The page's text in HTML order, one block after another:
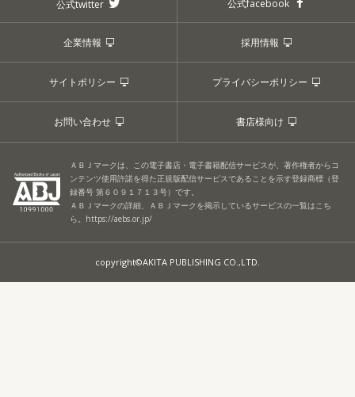
公式twitter 公式facebook
企業情報 採用情報
サイトポリシー プライバシーポリシー
お問い合わせ 書店様向け
ＡＢＪマークは、この電子書店・電子書籍配信サービスが、著作権者からコ
ンテンツ使用許諾を得た正規版配信サービスであることを示す登録商標（登
録番号 第６０９１７１３号）です。
ＡＢＪマークの詳細、ＡＢＪマークを掲示しているサービスの一覧はこち
ら。 https://aebs.or.jp/
copyright©AKITA PUBLISHING CO.,LTD.